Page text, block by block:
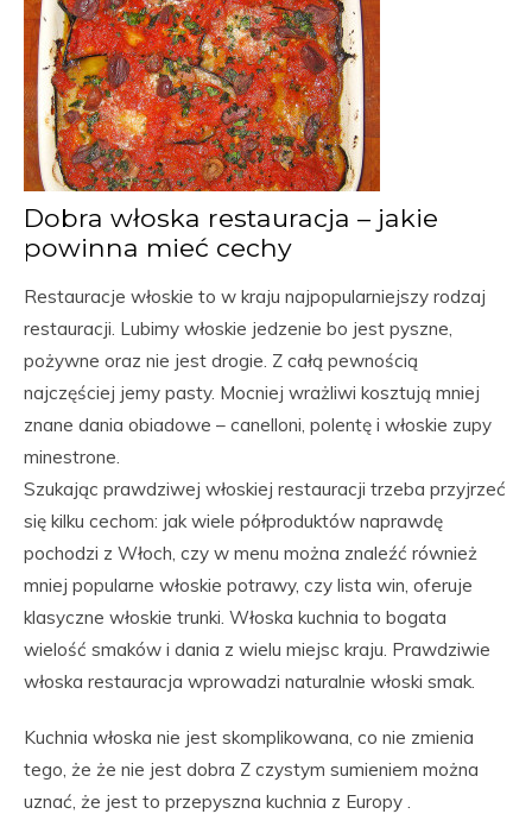
Dobra włoska restauracja – jakie
powinna mieć cechy
Restauracje włoskie to w kraju najpopularniejszy rodzaj
restauracji. Lubimy włoskie jedzenie bo jest pyszne,
pożywne oraz nie jest drogie. Z całą pewnością
najczęściej jemy pasty. Mocniej wrażliwi kosztują mniej
znane dania obiadowe – canelloni, polentę i włoskie zupy
minestrone.
Szukając prawdziwej włoskiej restauracji trzeba przyjrzeć
się kilku cechom: jak wiele półproduktów naprawdę
pochodzi z Włoch, czy w menu można znaleźć również
mniej popularne włoskie potrawy, czy lista win, oferuje
klasyczne włoskie trunki. Włoska kuchnia to bogata
wielość smaków i dania z wielu miejsc kraju. Prawdziwie
włoska restauracja wprowadzi naturalnie włoski smak.
Kuchnia włoska nie jest skomplikowana, co nie zmienia
tego, że że nie jest dobra Z czystym sumieniem można
uznać, że jest to przepyszna kuchnia z Europy .